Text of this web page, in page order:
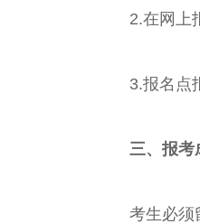
2.在网上报
3.报名点报
三、报考成
考生必须留